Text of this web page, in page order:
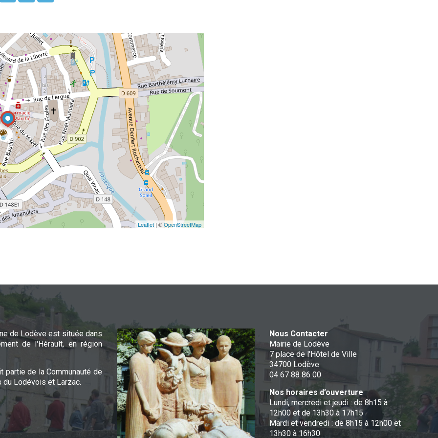
Leaflet | ©OpenStreetMap
de Lodève est située dans
de l'Hérault, en région
partie de la Communauté de
du Lodévois et Larzac.
Nous Contacter
Mairie de Lodève
7 place de l'Hôtel de Ville
34700 Lodève
04 67 88 86 00
Nos horaires d’ouverture
Lundi, mercredi et jeudi : de 8h15 à
12h00 et de 13h30 à 17h15
Mardi et vendredi : de 8h15 à 12h00 et
13h30 à 16h30